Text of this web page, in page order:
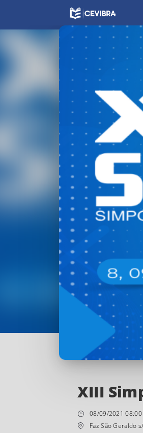
XIII
08/09/2021 08:00
Faz São Geraldo